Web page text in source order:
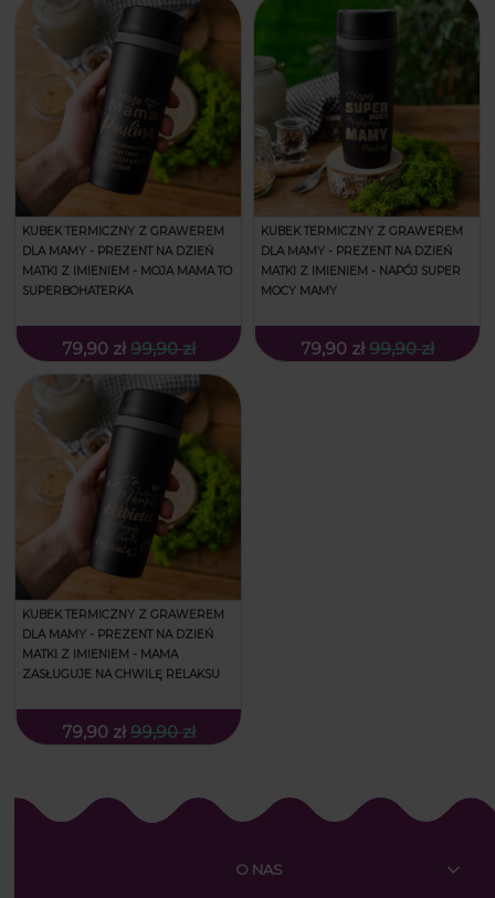
KUBEK TERMICZNY Z GRAWEREM
DLA MAMY - PREZENT NA DZIEŃ
MATKI Z IMIENIEM - MOJA MAMA TO
SUPERBOHATERKA
79,90 zł 99,90 zł
KUBEK TERMICZNY Z GRAWEREM
DLA MAMY - PREZENT NA DZIEŃ
MATKI Z IMIENIEM - NAPÓJ SUPER
MOCY MAMY
79,90 zł 99,90 zł
KUBEK TERMICZNY Z GRAWEREM
DLA MAMY - PREZENT NA DZIEŃ
MATKI Z IMIENIEM - MAMA
ZASŁUGUJE NA CHWILĘ RELAKSU
79,90 zł 99,90 zł
O NAS